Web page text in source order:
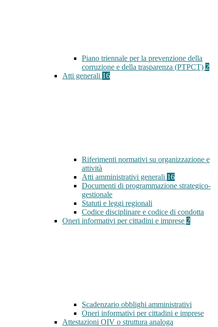
Piano triennale per la prevenzione della
corruzione e della trasparenza (PTPCT) 2
Atti generali 16
Riferimenti normativi su organizzazione e
attività
Atti amministrativi generali 16
Documenti di programmazione strategico-
gestionale
Statuti e leggi regionali
Codice disciplinare e codice di condotta
Oneri informativi per cittadini e imprese 2
Scadenzario obblighi amministrativi
Oneri informativi per cittadini e imprese
Attestazioni OIV o struttura analoga